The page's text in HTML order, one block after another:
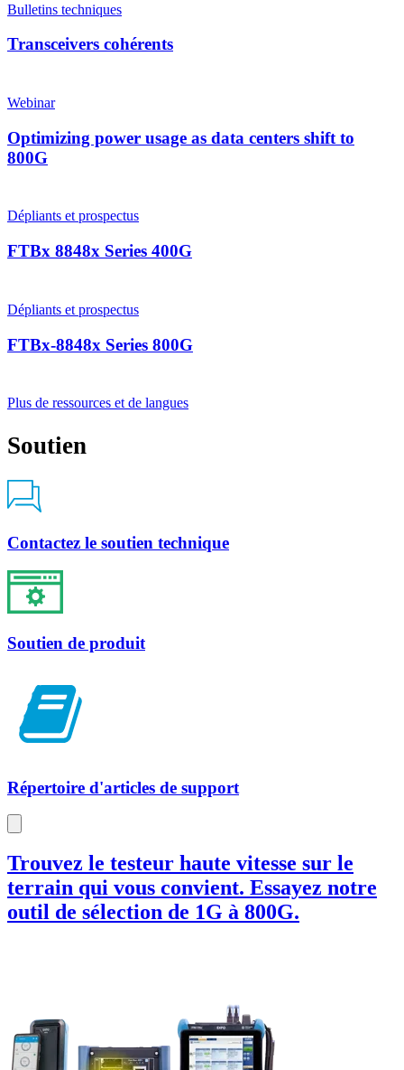
Bulletins techniques
Transceivers cohérents
Webinar
Optimizing power usage as data centers shift to
800G
Dépliants et prospectus
FTBx 8848x Series 400G
Dépliants et prospectus
FTBx-8848x Series 800G
Plus de ressources et de langues
Soutien
Contactez le soutien technique
Soutien de produit
Répertoire d'articles de support
Trouvez le testeur haute vitesse sur le
terrain qui vous convient. Essayez notre
outil de sélection de 1G à 800G.